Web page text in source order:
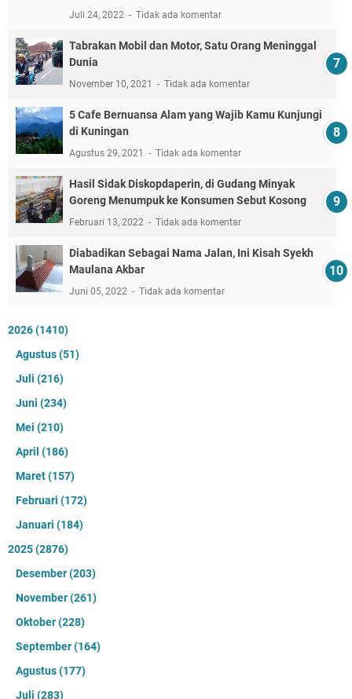
Juli 24, 2022 Tidak ada komentar
Tabrakan Mobil dan Motor, Satu Orang Meninggal
Dunia
November 10, 2021 Tidak ada komentar
5 Cafe Bernuansa Alam yang Wajib Kamu Kunjungi
di Kuningan
Agustus 29, 2021 Tidak ada komentar
Hasil Sidak Diskopdaperin, di Gudang Minyak
Goreng Menumpuk ke Konsumen Sebut Kosong
Februari 13, 2022 Tidak ada komentar
Diabadikan Sebagai Nama Jalan, Ini Kisah Syekh
Maulana Akbar
Juni 05, 2022 Tidak ada komentar
2026(1410)
Agustus(51)
Juli (216)
Juni (234)
Mei (210)
April (186)
Maret(157)
Februari (172)
Januari (184)
2025(2876)
Desember(203)
November(261)
Oktober(228)
September(164)
Agustus(177)
Juli (283)